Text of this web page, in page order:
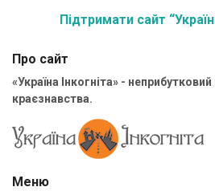
Підтримати сайт
Про сайт
«Україна Інкогніта» -
краєзнавства.
Меню